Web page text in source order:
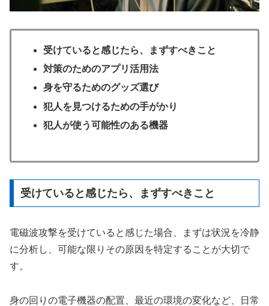
受けていると感じたら、まずすべきこと
対策のためのアプリ活用法
身を守るためのグッズ選び
犯人を見つけるための手がかり
犯人が使う可能性のある機器
受けていると感じたら、まずすべきこと
電磁波攻撃を受けていると感じた場合、まずは状況を冷静
に分析し、可能な限りその原因を特定することが大切で
す。
身の回りの電子機器の配置、最近の環境の変化など、日常